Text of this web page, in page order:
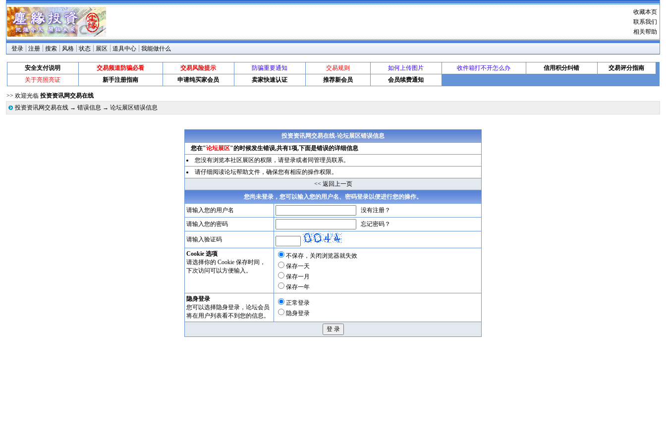
收藏本页
联系我们
相关帮助
登录 注册 搜索 风格 状态 展区 道具中心 我能做什么
安全支付说明 交易频道防骗必看 交易风险提示 防骗重要通知 交易规则 如何上传图片 收件箱打不开怎么办 信用积分纠错
交易评分指南
关于亮照亮证
新手注册指南 申请纯买家会员 卖家快速认证 推荐新会员 会员续费通知
>> 欢迎光临投资资讯网交易在线
投资资讯网交易在线 →错误信息 → 论坛展区错误信息
投资资讯网交易在线-论坛展区错误信息
您在"论坛展区"的时候发生错误,共有1项,下面是错误的详细信息
您没有浏览本社区展区的权限，请登录或者同管理员联系。
请仔细阅读论坛帮助文件，确保您有相应的操作权限。
<< 返回上一页
您尚未登录，您可以输入您的用户名、密码登录以便进行您的操作。
请输入您的用户名
没有注册？
请输入您的密码
忘记密码？
请输入验证码
Cookie 选项
请选择你的 Cookie 保存时间，
下次访问可以方便输入。
不保存，关闭浏览器就失效
保存一天
保存一月
保存一年
隐身登录
您可以选择隐身登录，论坛会员
将在用户列表看不到您的信息。
正常登录
隐身登录